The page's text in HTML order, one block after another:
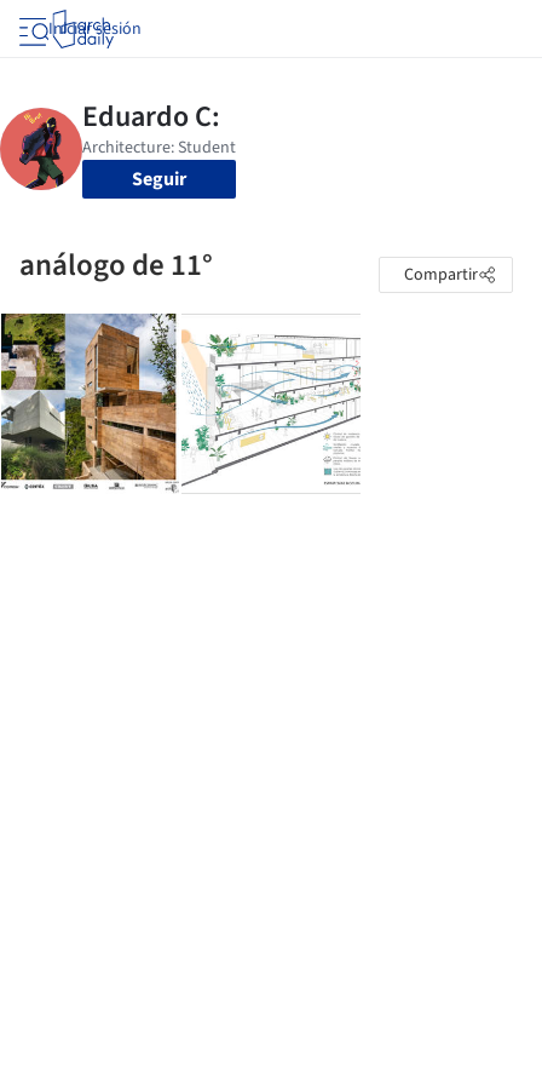
Iniciar sesión
Seguir
análogo de 11° Compartir